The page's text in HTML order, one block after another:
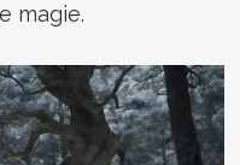
magie.